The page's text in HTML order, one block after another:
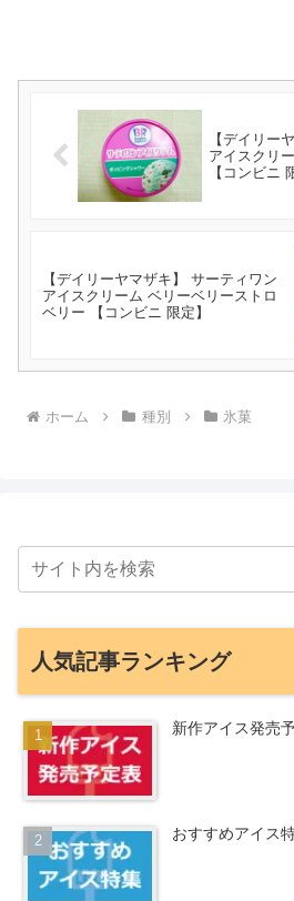
【デイリー
アイスクリ
【コンビニ
【デイリーヤマザキ】 サーティワン
アイスクリーム ベリーベリーストロ
ベリー 【コンビニ 限定】
ホーム 種別 氷菓
人気記事ランキング
新作アイス発売
おすすめアイス